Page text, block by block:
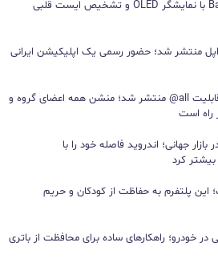
مچ‌بند هوشمند آنر Band 11 با نمایشگر OLED و تشخیص ایست قلبی
منتشر شد؛ حضور رسمی یک اپلیکیشن ایرانی
آپدیت جدید واتس‌اپ با قابلیت all@ منتشر شد؛ منشن همه اعضای گروه و
است
جهانی؛ اندروید فاصله خود را با
کرد
پلتفرم به حفاظت از کودکان و حریم
راهکارهای ساده برای محافظت از باتری